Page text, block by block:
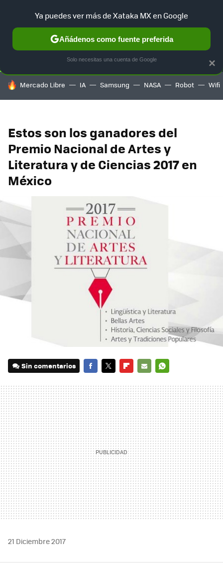
SELECCIÓN GAMING HOME AUTO TERRITORIO
HOY SE HABLA DE
Mercado Libre IA Samsung NASA Robot Wifi
Estos son los ganadores del
Premio Nacional de Artes y
Literatura y de Ciencias 2017 en
México
Sin comentarios
MAIL
21 Diciembre 2017
×
Ya puedes ver más de Xataka MX en Google
Añádenos como fuente preferida
Solo necesitas una cuenta de Google